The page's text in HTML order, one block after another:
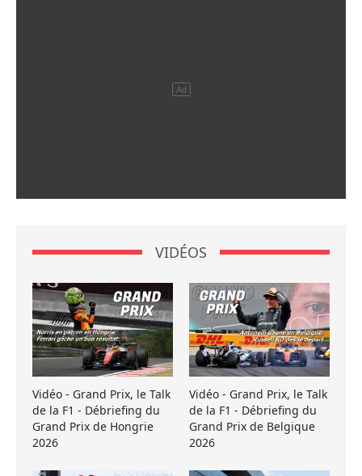
VIDÉOS
Vidéo - Grand Prix, le Talk
de la F1 - Débriefing du
Grand Prix de Hongrie
2026
Vidéo - Grand Prix, le Talk
de la F1 - Débriefing du
Grand Prix de Belgique
2026